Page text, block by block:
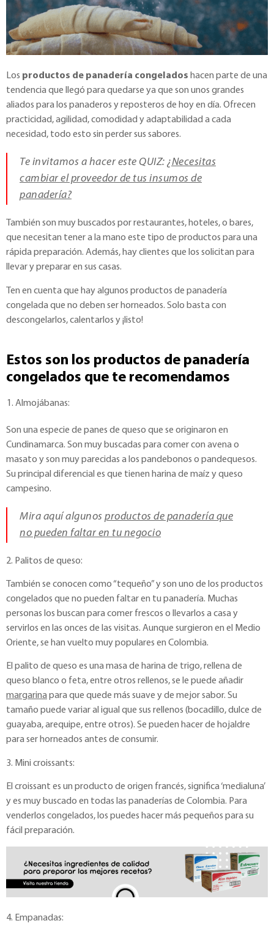
Los productos de panadería congelados hacen parte de una
tendencia que llegó para quedarse ya que son unos grandes
aliados para los panaderos y reposteros de hoy en día. Ofrecen
practicidad, agilidad, comodidad y adaptabilidad a cada
necesidad, todo esto sin perder sus sabores.
Te invitamos a hacer este QUIZ: ¿Necesitas
cambiar el proveedor de tus insumos de
panadería?
También son muy buscados por restaurantes, hoteles, o bares,
que necesitan tener a la mano este tipo de productos para una
rápida preparación. Además, hay clientes que los solicitan para
llevar y preparar en sus casas.
Ten en cuenta que hay algunos productos de panadería
congelada que no deben ser horneados. Solo basta con
descongelarlos, calentarlos y ¡listo!
Estos son los productos de panadería
congelados que te recomendamos
Almojábanas:
Son una especie de panes de queso que se originaron en
Cundinamarca. Son muy buscadas para comer con avena o
masato y son muy parecidas a los pandebonos o pandequesos.
Su principal diferencial es que tienen harina de maíz y queso
campesino.
Mira aquí algunos productos de panadería que
no pueden faltar en tu negocio
2. Palitos de queso:
También se conocen como “tequeño” y son uno de los productos
congelados que no pueden faltar en tu panadería. Muchas
personas los buscan para comer frescos o llevarlos a casa y
servirlos en las onces de las visitas. Aunque surgieron en el Medio
Oriente, se han vuelto muy populares en Colombia.
El palito de queso es una masa de harina de trigo, rellena de
queso blanco o feta, entre otros rellenos, se le puede añadir
margarinapara que quede más suave y de mejor sabor. Su
tamaño puede variar al igual que sus rellenos (bocadillo, dulce de
guayaba, arequipe, entre otros). Se pueden hacer de hojaldre
para ser horneados antes de consumir.
3. Mini croissants:
El croissant es un producto de origen francés, significa ‘medialuna’
y es muy buscado en todas las panaderías de Colombia. Para
venderlos congelados, los puedes hacer más pequeños para su
fácil preparación.
4. Empanadas: